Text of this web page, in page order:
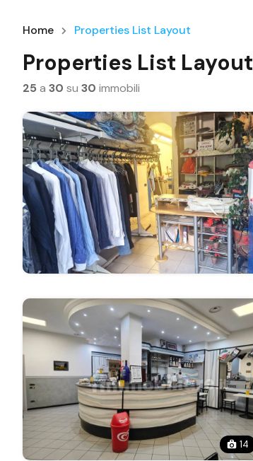
Home Properties List Layout
Properties List Layout
25 a 30 su 30 immobili
14